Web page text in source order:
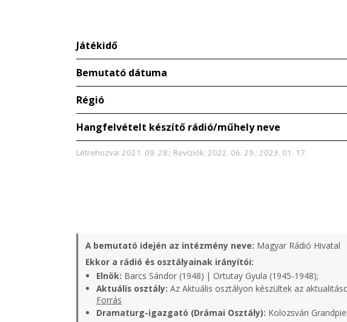
Játékidő
Bemutató dátuma
Régió
Hangfelvételt készítő rádió/műhely neve
Létrehozva: 2021. 09. 28.; Revíziók: 2022. 06. 29.; 2023. 01. 17.
A bemutató idején az intézmény neve: Magyar Rádió Hivatal
Ekkor a rádió és osztályainak irányítói:
Elnök: Barcs Sándor (1948) | Ortutay Gyula (1945-1948);
Aktuális osztály: Az Aktuális osztályon készültek az
Forrás
Dramaturg-igazgató (Drámai Osztály): Kolozsvári